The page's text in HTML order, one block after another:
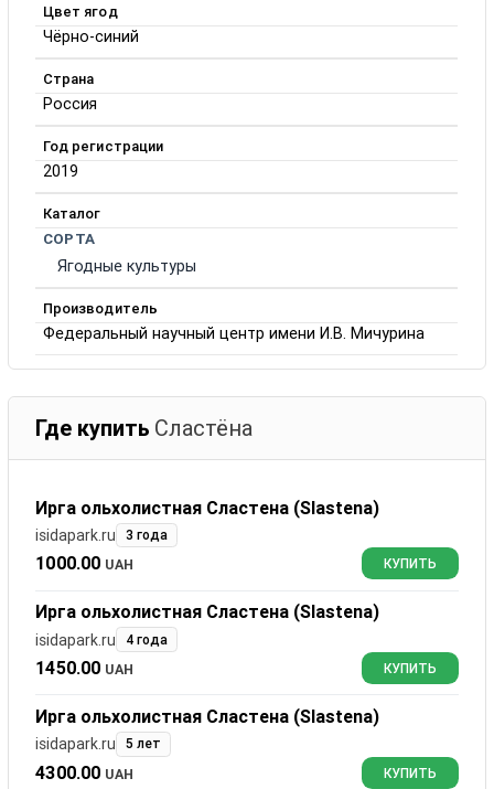
Цвет ягод
Чёрно-синий
Страна
Россия
Год регистрации
2019
Каталог
СОРТА
Ягодные культуры
Производитель
Федеральный научный центр имени И.В. Мичурина
Где купить Сластёна
Ирга ольхолистная Сластена (Slastena)
isidapark.ru 3 года
1000.00 UAH КУПИТЬ
Ирга ольхолистная Сластена (Slastena)
isidapark.ru 4 года
1450.00 UAH КУПИТЬ
Ирга ольхолистная Сластена (Slastena)
isidapark.ru 5 лет
4300.00 UAH КУПИТЬ